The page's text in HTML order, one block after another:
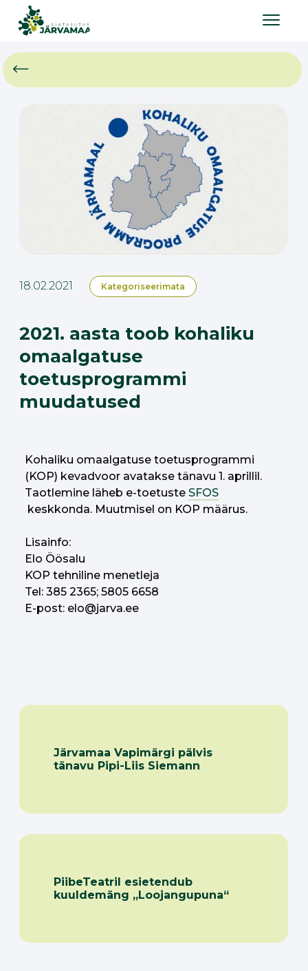
18.02.2021 Kategoriseerimata
2021. aasta toob kohaliku
omaalgatuse
toetusprogrammi
muudatused
Kohaliku omaalgatuse toetusprogrammi
(KOP) kevadvoor avatakse tänavu 1. aprillil.
Taotlemine läheb e-toetuste SFOS
keskkonda. Muutmisel on KOP määrus.
Lisainfo:
Elo Öösalu
KOP tehniline menetleja
Tel: 385 2365; 5805 6658
E-post: elo@jarva.ee
Järvamaa Vapimärgi pälvis
tänavu Pipi-Liis Siemann
PiibeTeatril esietendub
kuuldemäng „Loojangupuna“